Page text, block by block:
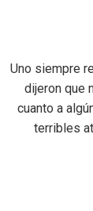
Uno siempre
dijeron que
cuanto a
terribles